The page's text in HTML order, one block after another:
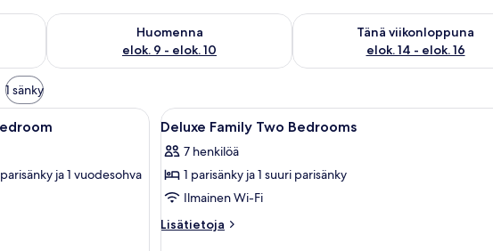
8 - elok. 9
Huomenna
elok. 9 - elok. 10
Tarkista huomisen saatavuus elok. 9 - elok. 10
Tänä viikonloppuna
elok. 14 - elok. 16
Tarkista tämän viikonlopun
1 sänky
hotellihuone, jossa on sänky, sohva, työpöytä ja televisio.
ja 1 vuodesohva
Avaa
kaikki
huonetyypin
Deluxe
Family
Two
Moderni hotellihuone, jossa
10
Deluxe Family Two Bedrooms
7 henkilöä
1 parisänky ja 1 suuri parisänky
Ilmainen Wi-Fi
Lisätietoja
Lisätietoja